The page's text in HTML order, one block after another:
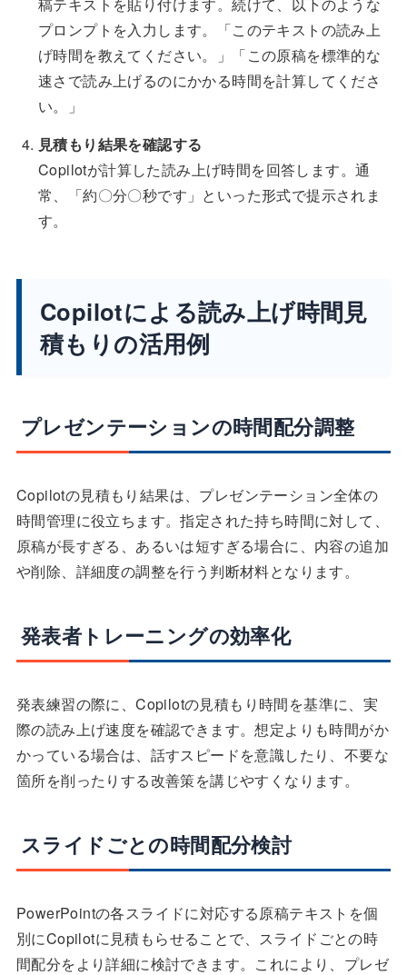
プロンプトを入力します。「このテキストの読み上
げ時間を教えてください。」「この原稿を標準的な
速さで読み上げるのにかかる時間を計算してくださ
い。」
見積もり結果を確認する
Copilotが計算した読み上げ時間を回答します。通
常、「約〇分〇秒です」といった形式で提示されま
す。
Copilotによる読み上げ時間見
積もりの活用例
プレゼンテーションの時間配分調整
Copilotの見積もり結果は、プレゼンテーション全体の
時間管理に役立ちます。指定された持ち時間に対して、
原稿が長すぎる、あるいは短すぎる場合に、内容の追加
や削除、詳細度の調整を行う判断材料となります。
発表者トレーニングの効率化
発表練習の際に、Copilotの見積もり時間を基準に、実
際の読み上げ速度を確認できます。想定よりも時間がか
かっている場合は、話すスピードを意識したり、不要な
箇所を削ったりする改善策を講じやすくなります。
スライドごとの時間配分検討
PowerPointの各スライドに対応する原稿テキストを個
別にCopilotに見積もらせることで、スライドごとの時
間配分をより詳細に検討できます。これにより、プレゼ